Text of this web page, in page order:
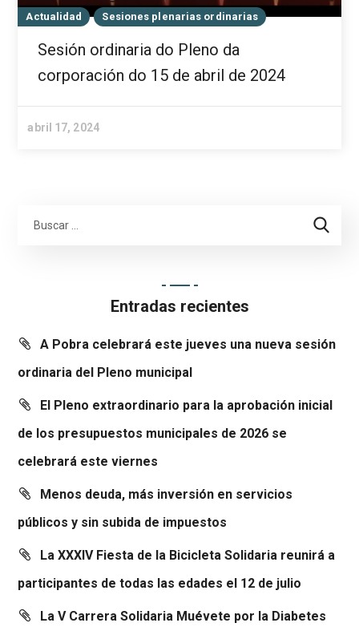
Actualidad Sesiones plenarias ordinarias
Sesión ordinaria do Pleno da
corporación do 15 de abril de 2024
abril 17, 2024
Entradas recientes
A Pobra celebrará este jueves una nueva sesión
ordinaria del Pleno municipal
El Pleno extraordinario para la aprobación inicial
de los presupuestos municipales de 2026 se
celebrará este viernes
Menos deuda, más inversión en servicios
públicos y sin subida de impuestos
La XXXIV Fiesta de la Bicicleta Solidaria reunirá a
participantes de todas las edades el 12 de julio
La V Carrera Solidaria Muévete por la Diabetes